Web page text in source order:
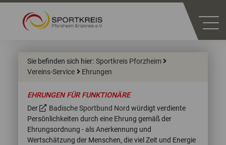
Sie befinden sich hier: Sportkreis Pforzheim
Vereins-Service
Ehrungen
EHRUNGEN FÜR FUNKTIONÄRE
Der
Badische Sportbund Nord würdigt verdiente
Persönlichkeiten durch eine Ehrung gemäß der
Ehrungsordnung - als Anerkennung und
Wertschätzung der Menschen, die viel Zeit und Energie